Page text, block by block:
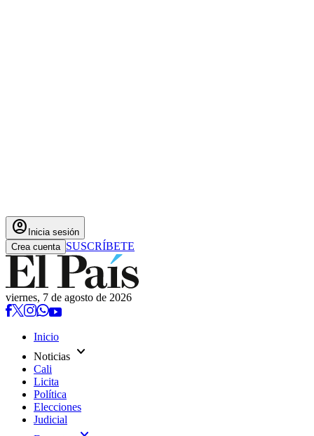
account_circle Inicia sesión
Crea cuenta SUSCRÍBETE
viernes, 7 de agosto de 2026
Inicio
Noticias expand_more
Cali
Licita
Política
Elecciones
Judicial